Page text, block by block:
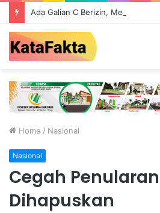
Home / Nasional
Nasional
Cegah
Dihapuskan